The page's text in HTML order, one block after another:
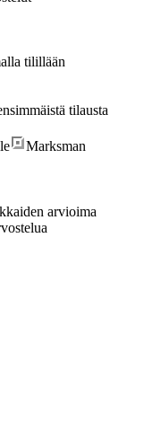
tilillään
tilausta
Marksman
arvioima